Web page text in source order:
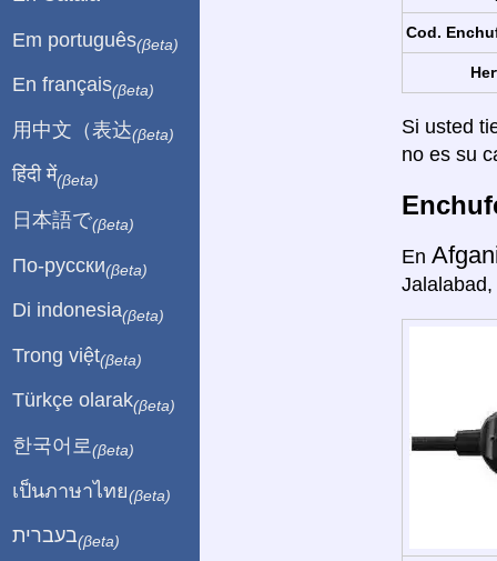
Cod.
Si usted
no es su
En
Em português(βeta)
En français(βeta)
用中文（表达(βeta)
हिंदी में(βeta)
日本語で(βeta)
По-русски(βeta)
Di indonesia(βeta)
Trong việt(βeta)
Türkçe olarak(βeta)
한국어로 (βeta)
เป็นภาษาไทย(βeta)
בעברית(βeta)